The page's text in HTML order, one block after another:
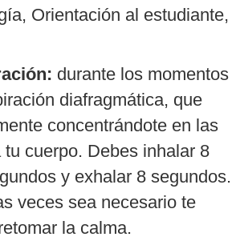
Orientación al estudiante,
durante los momentos
diafragmática, que
concentrándote en las
cuerpo. Debes inhalar 8
y exhalar 8 segundos.
veces sea necesario te
la calma.